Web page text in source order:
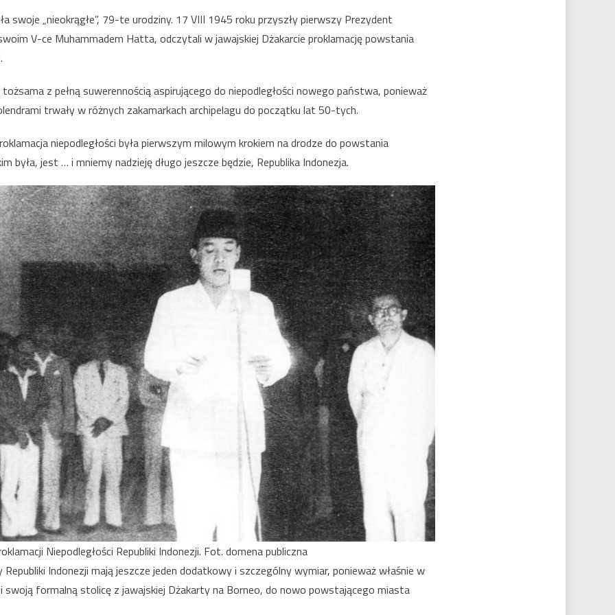
VIII
–
Niepodległość
–
Proklamacji
Niepodległości.
swoje „nieokrągłe”, 79-te urodziny. 17 VIII 1945 roku przyszły pierwszy Prezydent
V-ce Muhammadem Hatta, odczytali w jawajskiej Dżakarcie proklamację powstania
z pełną suwerennością aspirującego do niepodległości nowego państwa, ponieważ
trwały w różnych zakamarkach archipelagu do początku lat 50-tych.
niepodległości była pierwszym milowym krokiem na drodze do powstania
była, jest … i mniemy nadzieję długo jeszcze będzie, Republika Indonezja.
Niepodległości Republiki Indonezji. Fot. domena publiczna
Indonezji mają jeszcze jeden dodatkowy i szczególny wymiar, ponieważ właśnie w
swoją formalną stolicę z jawajskiej Dżakarty na Borneo, do nowo powstającego miasta